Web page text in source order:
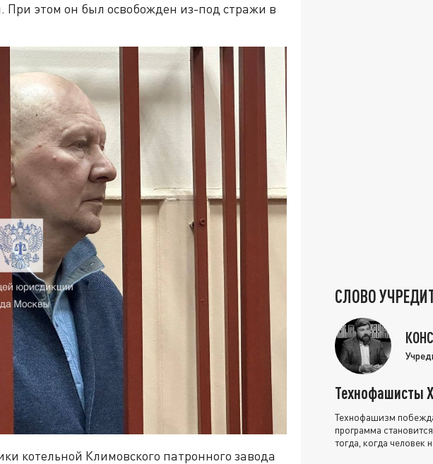
этом он был освобожден из-под стражи в
котельной Климовского патронного завода
СЛОВО
Технофашисты
Технофашизм
программа
тогда, когда человек